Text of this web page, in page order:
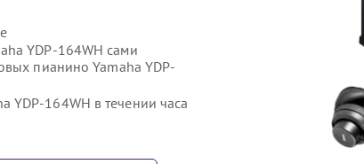
YDP-164WH сами
пианино Yamaha YDP-
164WH в течении часа